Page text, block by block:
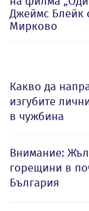
Джеймс Блейк
Мирково
Какво да
изгубите
в чужбина
Внимание:
горещини в
България